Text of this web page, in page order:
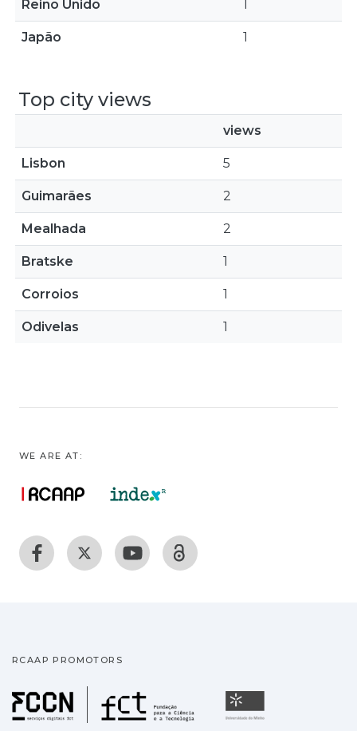
Reino Unido 1
Japão 1
Top city views
views
Lisbon 5
Guimarães 2
Mealhada 2
Bratske 1
Corroios 1
Odivelas 1
WE ARE AT:
RCAAP PROMOTORS
Fundação para a